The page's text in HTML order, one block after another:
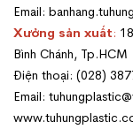
Email:
Xưởng sản xuất:
Bình Chánh, Tp.HCM
Điện thoại: (028)
Email: